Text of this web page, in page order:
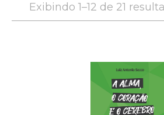
Exibindo 1–12 de 21